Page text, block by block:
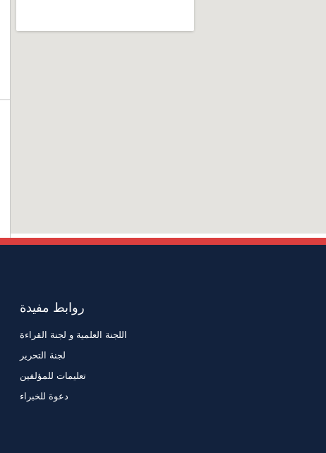
روابط مفيدة
اللجنة العلمية و لجنة القراءة
لجنة التحرير
تعليمات للمؤلفين
دعوة للخبراء